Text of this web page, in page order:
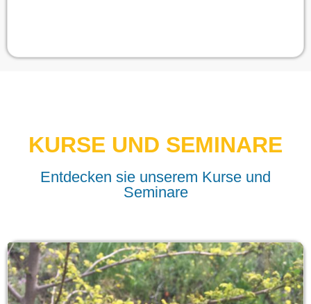
KURSE UND SEMINARE
Entdecken sie unserem Kurse und
Seminare